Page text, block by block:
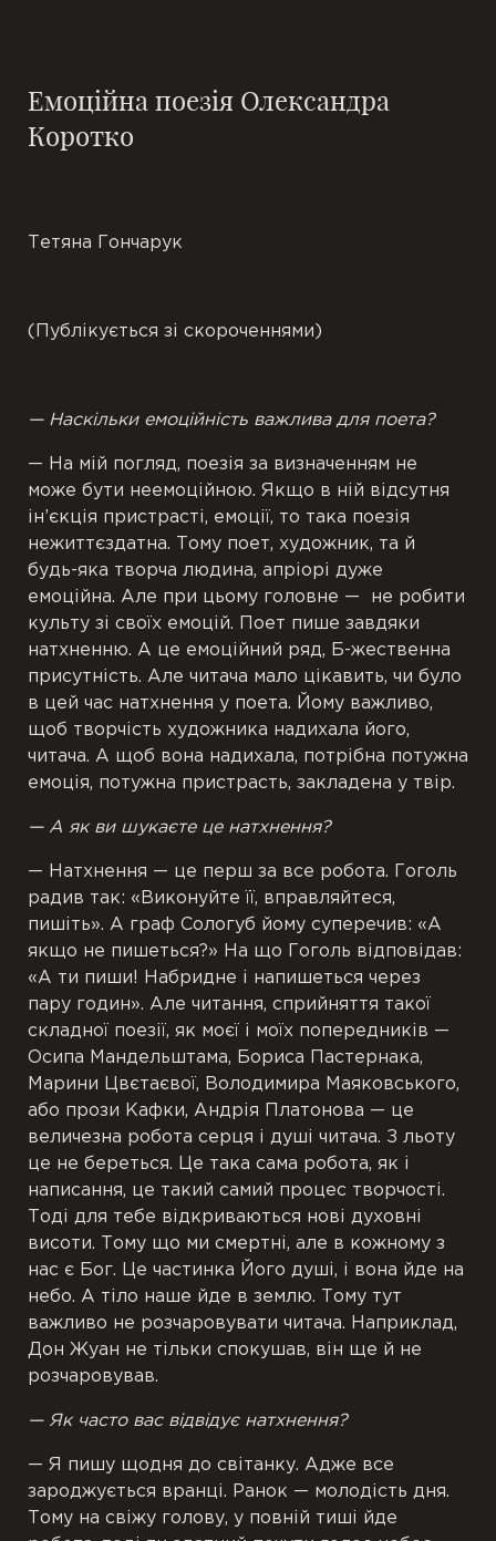
Відгуки
Емоційна поезія Олександра
Коротко
Тетяна Гончарук
(Публікується зі скороченнями)
— Наскільки емоційність важлива для поета?
— На мій погляд, поезія за визначенням не
може бути неемоційною. Якщо в ній відсутня
ін’єкція пристрасті, емоції, то така поезія
нежиттєздатна. Тому поет, художник, та й
будь-яка творча людина, апріорі дуже
емоційна. Але при цьому головне — не робити
культу зі своїх емоцій. Поет пише завдяки
натхненню. А це емоційний ряд, Б-жественна
присутність. Але читача мало цікавить, чи було
в цей час натхнення у поета. Йому важливо,
щоб творчість художника надихала його,
читача. А щоб вона надихала, потрібна потужна
емоція, потужна пристрасть, закладена у твір.
— А як ви шукаєте це натхнення?
— Натхнення — це перш за все робота. Гоголь
радив так: «Виконуйте її, вправляйтеся,
пишіть». А граф Сологуб йому суперечив: «А
якщо не пишеться?» На що Гоголь відповідав:
«А ти пиши! Набридне і напишеться через
пару годин». Але читання, сприйняття такої
складної поезії, як моєї і моїх попередників —
Осипа Мандельштама, Бориса Пастернака,
Марини Цвєтаєвої, Володимира Маяковського,
або прози Кафки, Андрія Платонова — це
величезна робота серця і душі читача. З льоту
це не береться. Це така сама робота, як і
написання, це такий самий процес творчості.
Тоді для тебе відкриваються нові духовні
висоти. Тому що ми смертні, але в кожному з
нас є Бог. Це частинка Його душі, і вона йде на
небо. А тіло наше йде в землю. Тому тут
важливо не розчаровувати читача. Наприклад,
Дон Жуан не тільки спокушав, він ще й не
розчаровував.
— Як часто вас відвідує натхнення?
— Я пишу щодня до світанку. Адже все
зароджується вранці. Ранок — молодість дня.
Тому на свіжу голову, у повній тиші йде